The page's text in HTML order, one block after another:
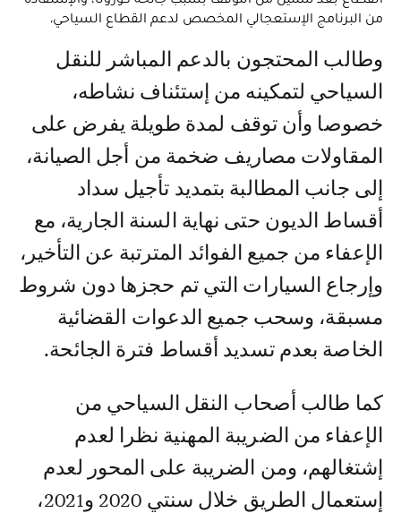
من البرنامج الإستعجالي المخصص لدعم القطاع السياحي.
وطالب المحتجون بالدعم المباشر للنقل
السياحي لتمكينه من إستئناف نشاطه،
خصوصا وأن توقف لمدة طويلة يفرض على
المقاولات مصاريف ضخمة من أجل الصيانة،
إلى جانب المطالبة بتمديد تأجيل سداد
أقساط الديون حتى نهاية السنة الجارية، مع
الإعفاء من جميع الفوائد المترتبة عن التأخير،
وإرجاع السيارات التي تم حجزها دون شروط
مسبقة، وسحب جميع الدعوات القضائية
الخاصة بعدم تسديد أقساط فترة الجائحة.
كما طالب أصحاب النقل السياحي من
الإعفاء من الضريبة المهنية نظرا لعدم
إشتغالهم، ومن الضريبة على المحور لعدم
إستعمال الطريق خلال سنتي 2020 و2021،